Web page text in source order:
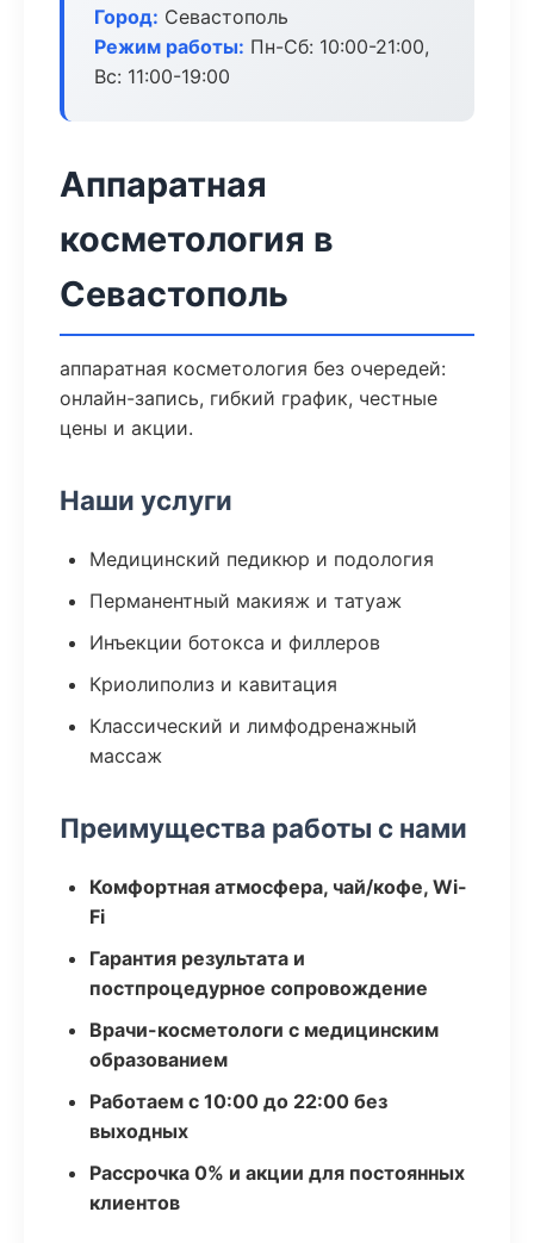
Город: Севастополь
Режим работы: Пн-Сб: 10:00-21:00,
Вс: 11:00-19:00
Аппаратная
косметология в
Севастополь
аппаратная косметология без очередей:
онлайн-запись, гибкий график, честные
цены и акции.
Наши услуги
Медицинский педикюр и подология
Перманентный макияж и татуаж
Инъекции ботокса и филлеров
Криолиполиз и кавитация
Классический и лимфодренажный
массаж
Преимущества работы с нами
Комфортная атмосфера, чай/кофе, Wi-
Fi
Гарантия результата и
постпроцедурное сопровождение
Врачи-косметологи с медицинским
образованием
Работаем с 10:00 до 22:00 без
выходных
Рассрочка 0% и акции для постоянных
клиентов